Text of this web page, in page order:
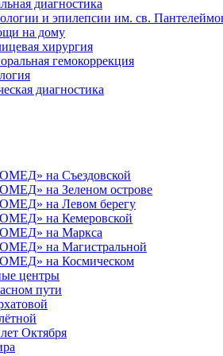
диагностика
и эпилепсии им. св.
на дому
хирургия
гемокоррекция
диагностика
на Съездовской
на Зеленом острове
на Левом берегу
на Кемеровской
на Маркса
на Магистральной
на Космическом
центры
пути
Октября